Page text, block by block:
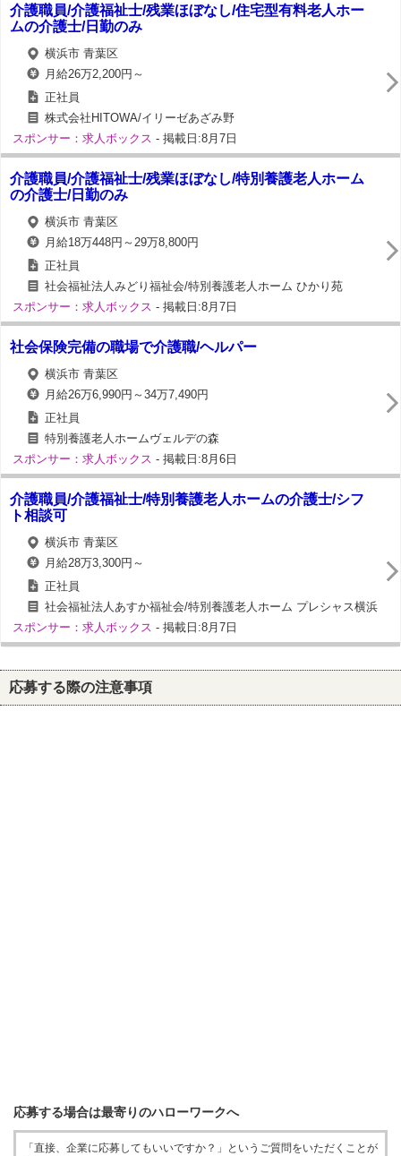
介護職員/介護福祉士/残業ほぼなし/住宅型有料老人ホー
ムの介護士/日勤のみ
横浜市 青葉区
月給26万2,200円～
正社員
株式会社HITOWA/イリーゼあざみ野
スポンサー：求人ボックス - 掲載日:8月7日
介護職員/介護福祉士/残業ほぼなし/特別養護老人ホーム
の介護士/日勤のみ
横浜市 青葉区
月給18万448円～29万8,800円
正社員
社会福祉法人みどり福祉会/特別養護老人ホーム ひかり苑
スポンサー：求人ボックス - 掲載日:8月7日
社会保険完備の職場で介護職/ヘルパー
横浜市 青葉区
月給26万6,990円～34万7,490円
正社員
特別養護老人ホームヴェルデの森
スポンサー：求人ボックス - 掲載日:8月6日
介護職員/介護福祉士/特別養護老人ホームの介護士/シフ
ト相談可
横浜市 青葉区
月給28万3,300円～
正社員
社会福祉法人あすか福祉会/特別養護老人ホーム プレシャス横浜
スポンサー：求人ボックス - 掲載日:8月7日
応募する際の注意事項
応募する場合は最寄りのハローワークへ
「直接、企業に応募してもいいですか？」というご質問をいただくことが